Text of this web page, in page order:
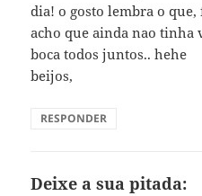
dia! o gosto lembra o
acho que ainda nao tinha
boca todos juntos.. hehe
beijos,
RESPONDER
Deixe a sua pitada: